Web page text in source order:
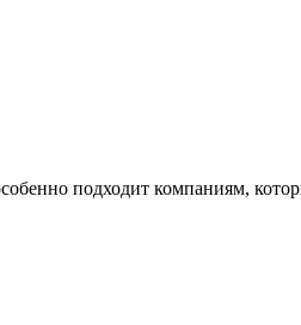
подходит компаниям,